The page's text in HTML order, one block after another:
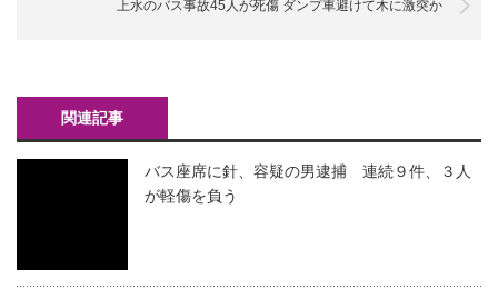
上水のバス事故45人が死傷 ダンプ車避けて木に激突か
関連記事
バス座席に針、容疑の男逮捕 連続９件、３人
が軽傷を負う